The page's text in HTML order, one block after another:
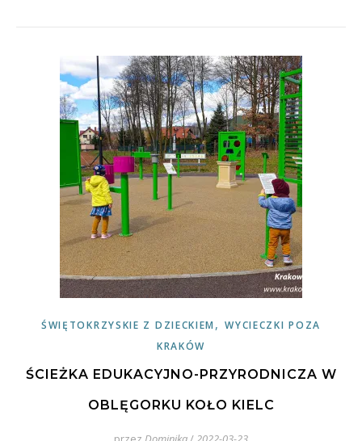
ŚWIĘTOKRZYSKIE Z DZIECKIEM ,WYCIECZKI POZA
KRAKÓW
ŚCIEŻKA EDUKACYJNO-PRZYRODNICZA W
OBLĘGORKU KOŁO KIELC